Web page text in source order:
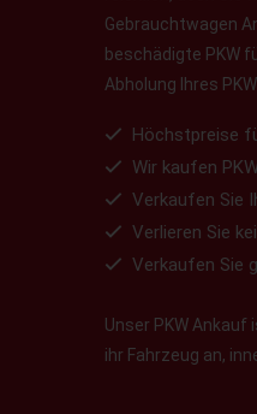
Gebrauchtwagen
beschädigte PKW
Abholung Ihres
Höchstpreise
Wir kaufen
Verkaufen Sie
Verlieren Sie
Verkaufen Sie
Unser PKW
ihr Fahrzeug an,